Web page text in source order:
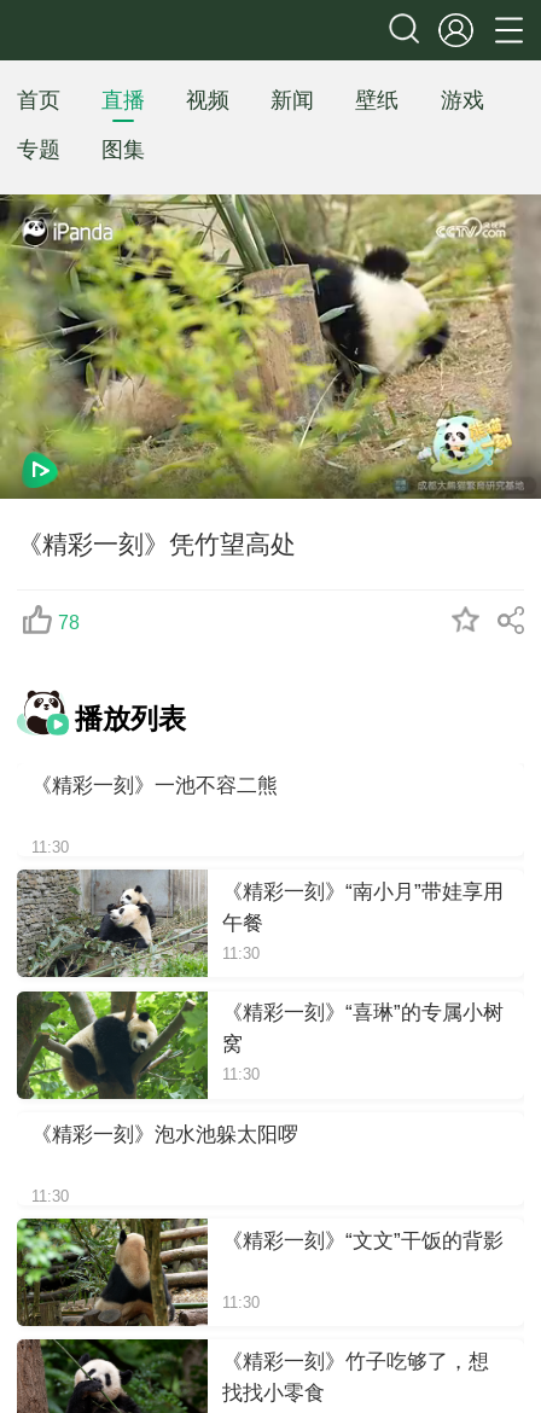
首页 直播 视频 新闻 壁纸
游戏
专题
图集
《精彩一刻》凭竹望高处
78
播放列表
《精彩一刻》一池不容二熊
11:30
《精彩一刻》“南小月”带娃享用
午餐
11:30
《精彩一刻》“喜琳”的专属小树
窝
11:30
《精彩一刻》泡水池躲太阳啰
11:30
《精彩一刻》“文文”干饭的背影
11:30
《精彩一刻》竹子吃够了，想
找找小零食